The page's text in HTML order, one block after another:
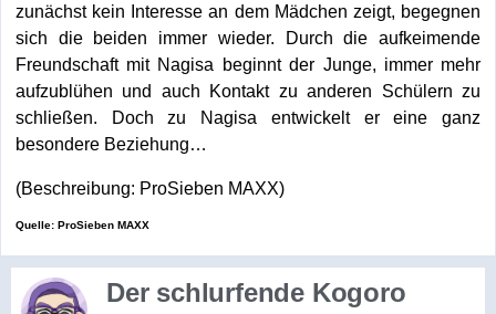
zunächst kein Interesse an dem Mädchen zeigt, begegnen
sich die beiden immer wieder. Durch die aufkeimende
Freundschaft mit Nagisa beginnt der Junge, immer mehr
aufzublühen und auch Kontakt zu anderen Schülern zu
schließen. Doch zu Nagisa entwickelt er eine ganz
besondere Beziehung…
(Beschreibung: ProSieben MAXX)
Quelle: ProSieben MAXX
Der schlurfende Kogoro